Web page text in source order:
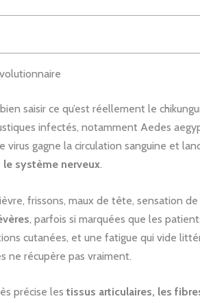
saisir ce qu’est réellement le
infectés, notamment Aedes
gagne la circulation sanguine et
système nerveux.
frissons, maux de tête, sensation
, parfois si marquées que les
cutanées, et une fatigue qui vide
ne récupère pas vraiment.
précise les tissus articulaires, les